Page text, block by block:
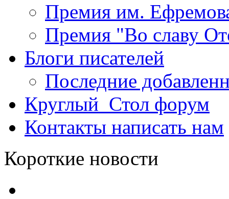
Премия им.
Премия "Во славу
Блоги писателей
Последние
Круглый_Стол форум
Контакты написать нам
Короткие новости